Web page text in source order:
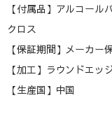
【付属品】アルコー
クロス
【保証期間】メーカー
【加工】ラウンドエッ
【生産国】中国